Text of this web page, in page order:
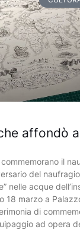
affondò
il
del
nelle acque
18 marzo a
di
ad opera